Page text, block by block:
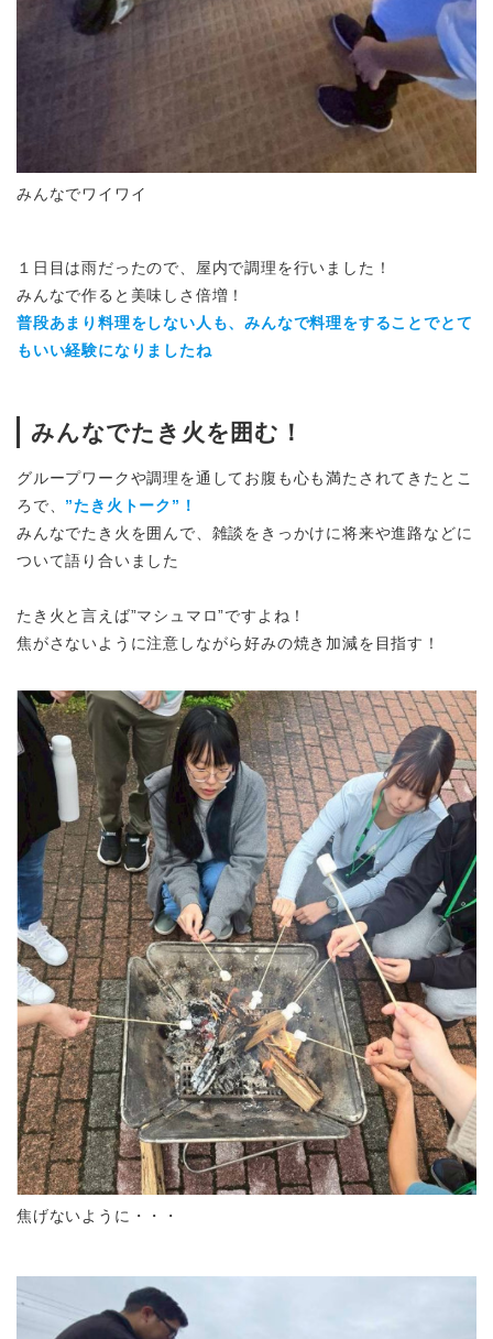
みんなでワイワイ
１日目は雨だったので、屋内で調理を行いました！
みんなで作ると美味しさ倍増！
普段あまり料理をしない人も、みんなで料理をすることでとて
もいい経験になりましたね
みんなでたき火を囲む！
グループワークや調理を通してお腹も心も満たされてきたとこ
ろで、 ”たき火トーク”！
みんなでたき火を囲んで、雑談をきっかけに将来や進路などに
ついて語り合いました
たき火と言えば”マシュマロ”ですよね！
焦がさないように注意しながら好みの焼き加減を目指す！
焦げないように・・・